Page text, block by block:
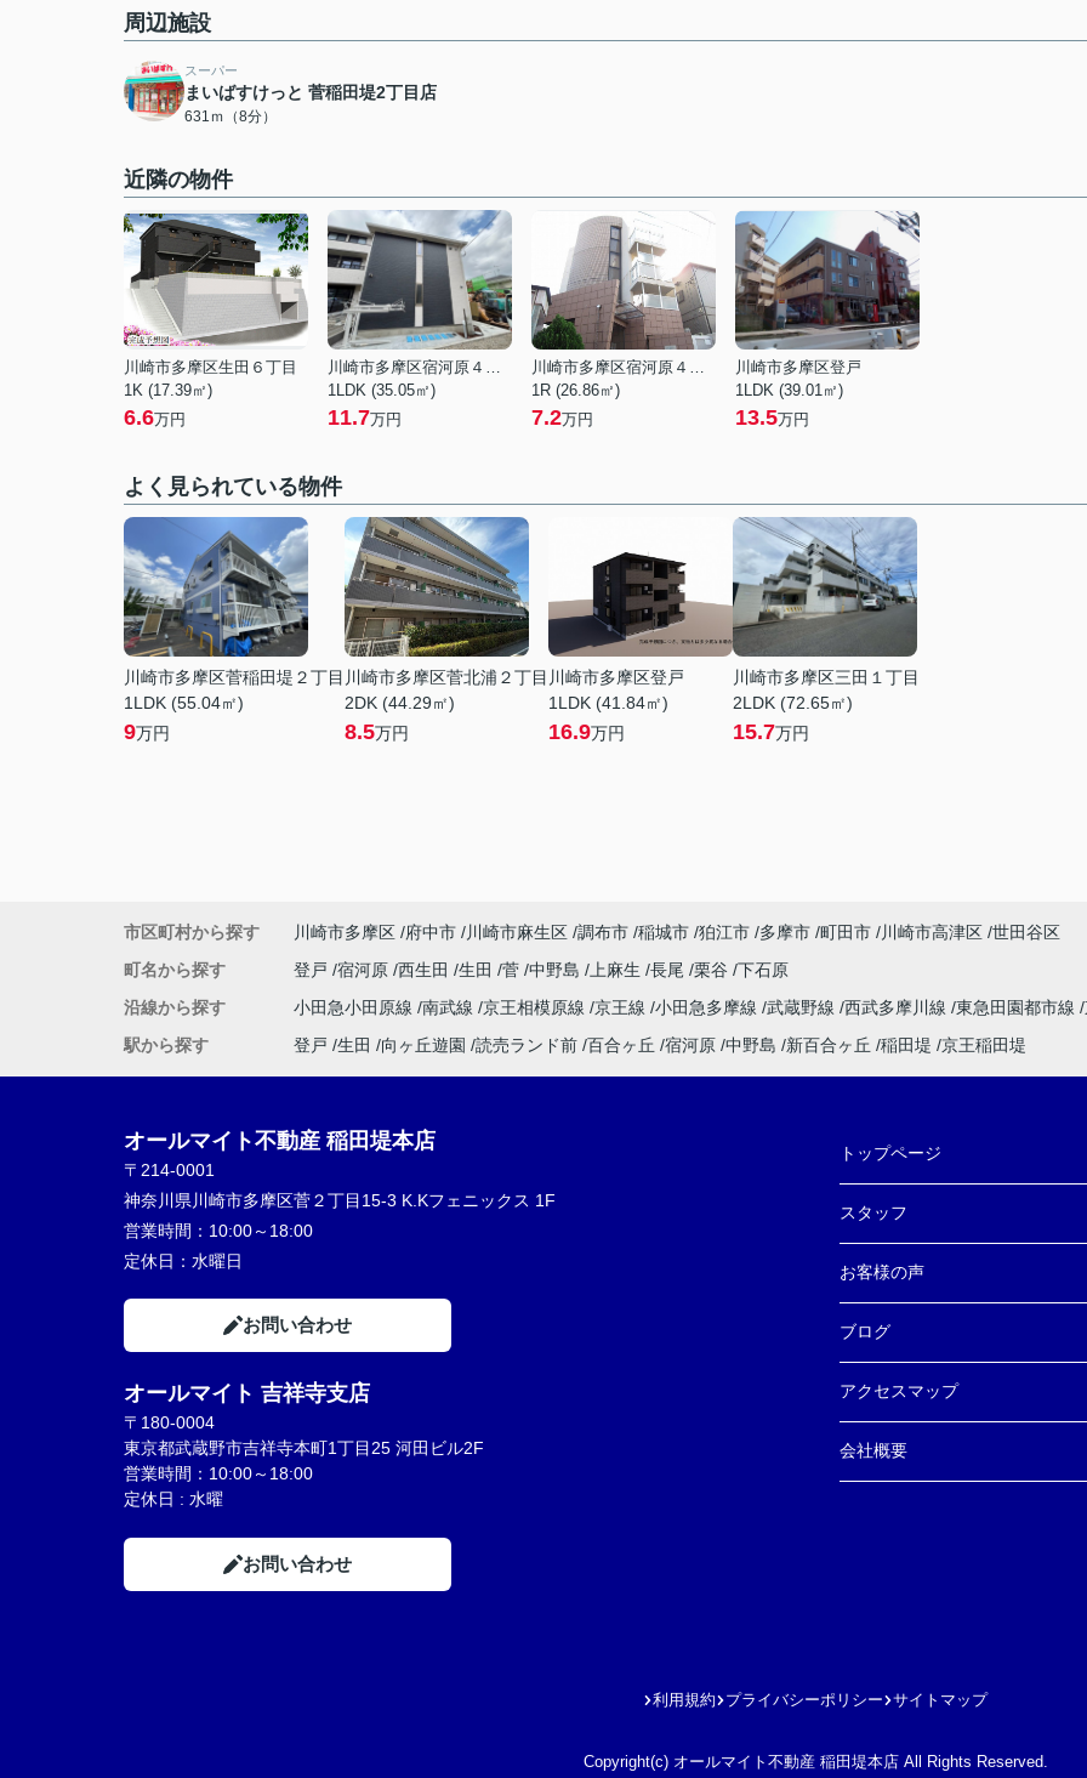
周辺施設
スーパー
まいばすけっと 菅稲田堤2丁目店
631ｍ（8分）
近隣の物件
川崎市多摩区生田６丁目
1K (17.39㎡)
6.6万円
川崎市多摩区宿河原４丁目
1LDK (35.05㎡)
11.7万円
川崎市多摩区宿河原４丁目
1R (26.86㎡)
7.2万円
川崎市多摩区登戸
1LDK (39.01㎡)
13.5万円
よく見られている物件
川崎市多摩区菅稲田堤２丁目
1LDK (55.04㎡)
9万円
川崎市多摩区菅北浦２丁目
2DK (44.29㎡)
8.5万円
川崎市多摩区登戸
1LDK (41.84㎡)
16.9万円
川崎市多摩区三田１丁目
2LDK (72.65㎡)
15.7万円
市区町村から探す 川崎市多摩区 府中市 川崎市麻生区 調布市 稲城市 狛江市 多摩市 町田市 川崎市高津区 世田谷区
町名から探す
登戸 宿河原 西生田 生田 菅 中野島 上麻生 長尾 栗谷 下石原
沿線から探す
小田急小田原線 南武線 京王相模原線 京王線 小田急多摩線 武蔵野線 西武多摩川線 東急田園都市線
駅から探す
登戸 生田 向ヶ丘遊園 読売ランド前 百合ヶ丘 宿河原 中野島 新百合ヶ丘 稲田堤 京王稲田堤
オールマイト不動産 稲田堤本店
〒214-0001
神奈川県川崎市多摩区菅２丁目15-3 K.Kフェニックス 1F
営業時間： 10:00～18:00
定休日： 水曜日
お問い合わせ
オールマイト 吉祥寺支店
〒180-0004
東京都武蔵野市吉祥寺本町1丁目25 河田ビル2F
営業時間：10:00～18:00
定休日 : 水曜
お問い合わせ
トップページ
スタッフ
お客様の声
ブログ
アクセスマップ
会社概要
利用規約 プライバシーポリシー サイトマップ
Copyright(c) オールマイト不動産 稲田堤本店 All Rights Reserved.